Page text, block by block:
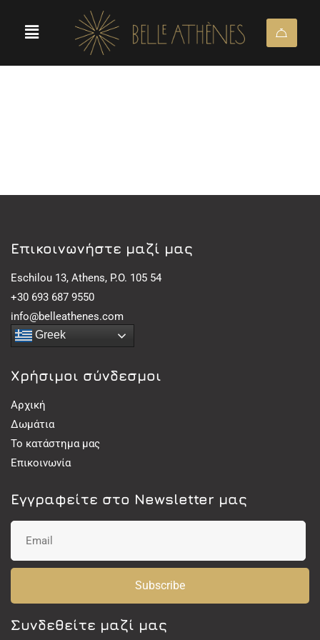
Eπικοινωνήστε μαζί μας
Eschilou 13, Athens, P.O. 105 54
+30 693 687 9550
info@belleathenes.com
Greek
Χρήσιμοι σύνδεσμοι
Αρχική
Δωμάτια
Το κατάστημα μας
Επικοινωνία
Εγγραφείτε στο Newsletter μας
Subscribe
Συνδεθείτε μαζί μας